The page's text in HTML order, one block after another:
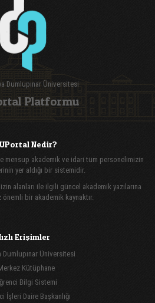
Dumlupınar Üniversitesi
Platformu
Nedir?
mensup akademik ve idari tüm personelimizin
yer aldığı bir sistemidir.
alanları ile ilgili güncel akademik yazılarına
bir akademik kaynaktır.
Erişimler
Üniversitesi
Kütüphane
Bilgi Sistemi
İşleri Daire Başkanlığı